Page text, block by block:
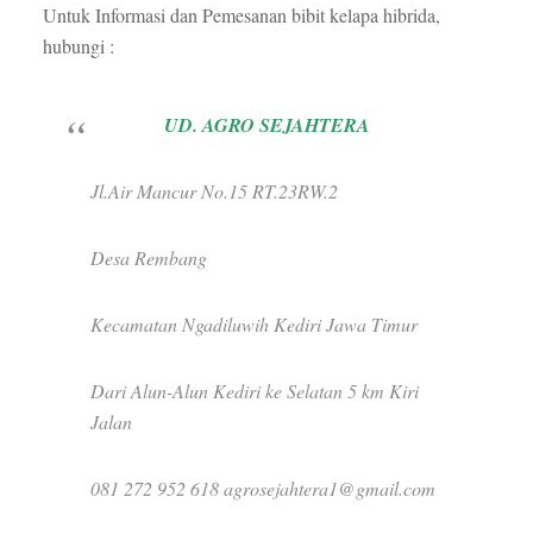
Untuk Informasi dan Pemesanan bibit kelapa hibrida,
hubungi :
UD. AGRO SEJAHTERA
Jl.Air Mancur No.15 RT.23RW.2
Desa Rembang
Kecamatan Ngadiluwih Kediri Jawa Timur
Dari Alun-Alun Kediri ke Selatan 5 km Kiri
Jalan
081 272 952 618 agrosejahtera1@gmail.com